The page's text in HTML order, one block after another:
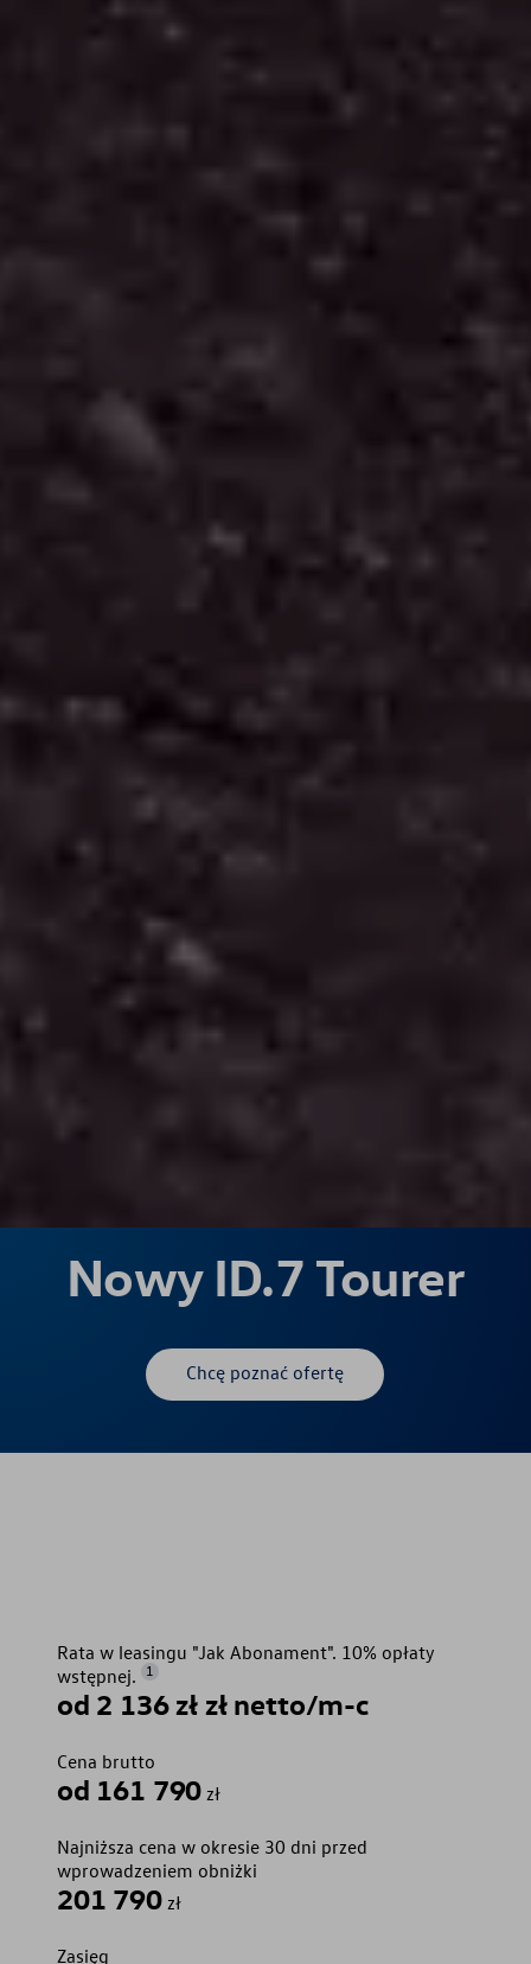
Nowy ID.7 Tourer
Chcę poznać ofertę
Rata w leasingu "Jak Abonament". 10% opłaty
wstępnej.
1
od 2 136 zł zł netto/m-c
Cena brutto
od 161 790 zł
Najniższa cena w okresie 30 dni przed
wprowadzeniem obniżki
201 790 zł
Zasięg